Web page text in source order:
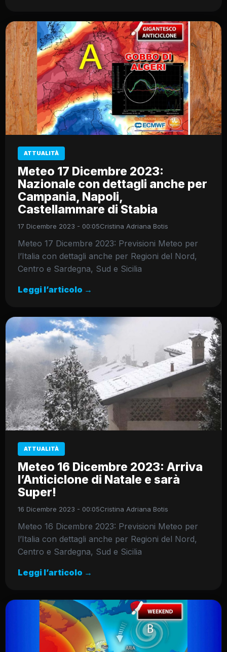
ATTUALITÀ
Meteo 17 Dicembre 2023:
Nazionale con dettagli anche per
Campania, Napoli,
Castellammare di Stabia
17 Dicembre 2023 - 00:05Cristina Adriana Botis
Meteo 17 Dicembre 2023: Previsioni Meteo per
l’Italia con dettagli anche per Regioni del Nord,
Centro e Sardegna, Sud e Sicilia
Leggi l’articolo →
ATTUALITÀ
Meteo 16 Dicembre 2023: Arriva
l’Anticiclone di Natale e sarà
Super!
16 Dicembre 2023 - 00:05Cristina Adriana Botis
Meteo 16 Dicembre 2023: Previsioni Meteo per
l’Italia con dettagli anche per Regioni del Nord,
Centro e Sardegna, Sud e Sicilia
Leggi l’articolo →